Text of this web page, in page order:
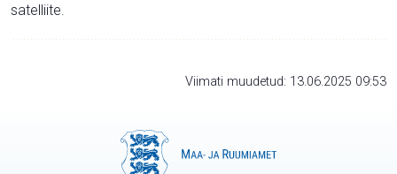
satelliite.
Viimati muudetud: 13.06.2025 09:53